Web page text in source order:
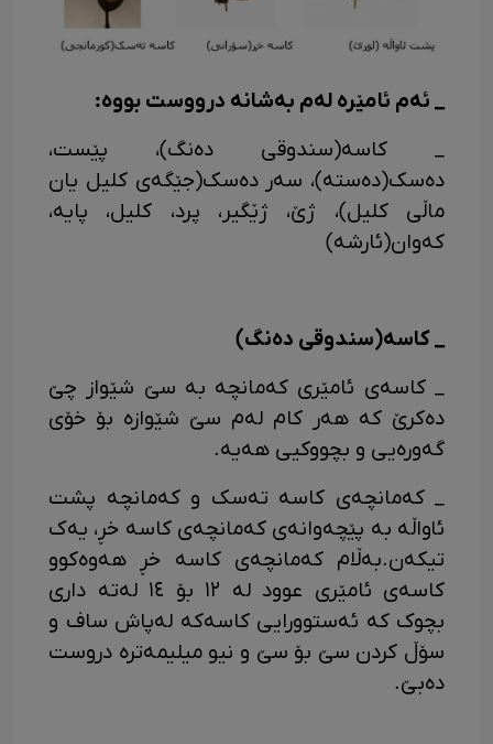
_ ئه‌م ئامێره له‌م به‌شانه درووست بووه:
_ کاسه‌(سندوقی ده‌نگ)، پێست،
ده‌سک(ده‌سته)، سه‌ر ده‌سک(جێگه‌ی کلیل یان
ماڵی کلیل)، ژێ، ژێگیر، پرد، کلیل، پایه،
که‌وان(ئارشه)
_ کاسه(سندوقی ده‌نگ)
_ کاسه‌ی ئامێری که‌مانچه به سێ شێواز چێ
ده‌کرێ که هه‌ر کام له‌م سێ شێوازه بۆ خۆی
گه‌وره‌یی و بچووکیی هه‌یه.
_ که‌مانچه‌ی کاسه ته‌سک و که‌مانچه پشت
ئاواڵه به پێچه‌وانه‌ی که‌مانچه‌ی کاسه خڕ، یه‌ک
تیکه‌ن.به‌ڵام که‌مانچه‌ی کاسه‌ خڕ هه‌وه‌کوو
کاسه‌ی ئامێری عوود له ١٢ بۆ ١٤ له‌ته داری
بچوک که ئه‌ستوورایی کاسه‌که له‌پاش ساف و
سۆڵ کردن سێ بۆ سێ و نیو میلیمەتره دروست
ده‌بێ.